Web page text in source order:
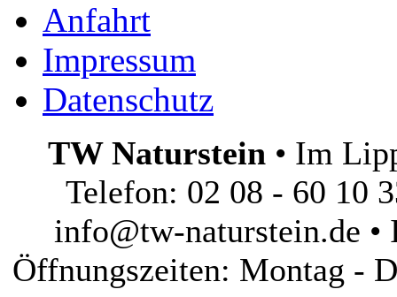
Anfahrt
Impressum
Datenschutz
TW Naturstein • Im
Telefon: 02 08 - 60 10
info@tw-naturstein.de
Öffnungszeiten: Montag -